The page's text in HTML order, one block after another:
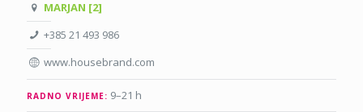
MARJAN [2]
+385 21 493 986
www.housebrand.com
RADNO VRIJEME: 9–21 h